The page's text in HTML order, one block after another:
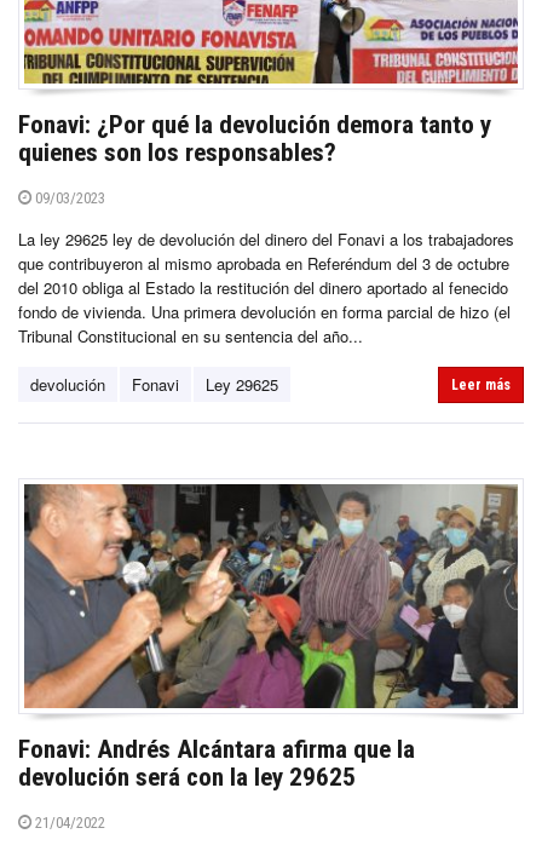
Fonavi: ¿Por qué la devolución demora tanto y
quienes son los responsables?
09/03/2023
La ley 29625 ley de devolución del dinero del Fonavi a los trabajadores
que contribuyeron al mismo aprobada en Referéndum del 3 de octubre
del 2010 obliga al Estado la restitución del dinero aportado al fenecido
fondo de vivienda. Una primera devolución en forma parcial de hizo (el
Tribunal Constitucional en su sentencia del año...
devolución Fonavi Ley 29625 Leer más
Fonavi: Andrés Alcántara afirma que la
devolución será con la ley 29625
21/04/2022